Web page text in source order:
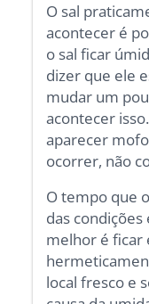
O sal
acontecer é
o sal ficar
dizer que ele
mudar um
acontecer
aparecer
ocorrer, não
O tempo que
das
melhor é ficar
local fresco e